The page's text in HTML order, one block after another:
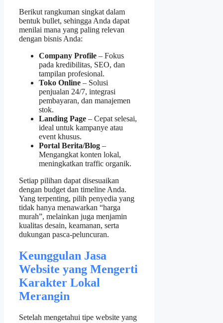
Berikut rangkuman singkat dalam
bentuk bullet, sehingga Anda dapat
menilai mana yang paling relevan
dengan bisnis Anda:
Company Profile – Fokus
pada kredibilitas, SEO, dan
tampilan profesional.
Toko Online – Solusi
penjualan 24/7, integrasi
pembayaran, dan manajemen
stok.
Landing Page – Cepat selesai,
ideal untuk kampanye atau
event khusus.
Portal Berita/Blog –
Mengangkat konten lokal,
meningkatkan traffic organik.
Setiap pilihan dapat disesuaikan
dengan budget dan timeline Anda.
Yang terpenting, pilih penyedia yang
tidak hanya menawarkan “harga
murah”, melainkan juga menjamin
kualitas desain, keamanan, serta
dukungan pasca‑peluncuran.
Keunggulan Jasa
Website yang Mengerti
Karakter Lokal
Merangin
Setelah mengetahui tipe website yang